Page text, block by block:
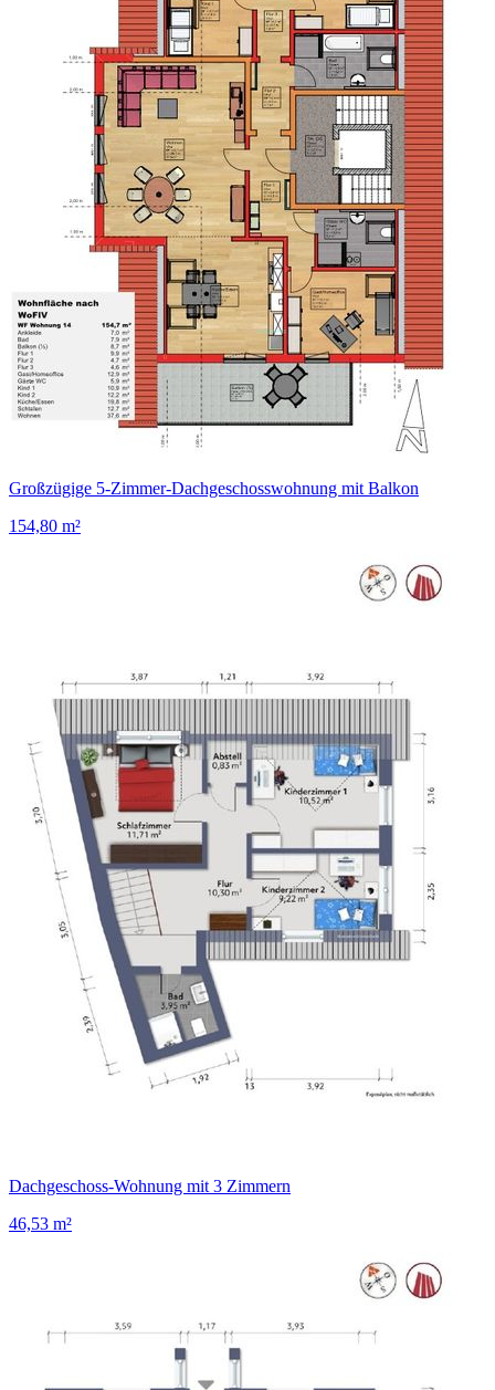
Großzügige 5-Zimmer-Dachgeschosswohnung mit Balkon
154,80 m²
Dachgeschoss-Wohnung mit 3 Zimmern
46,53 m²